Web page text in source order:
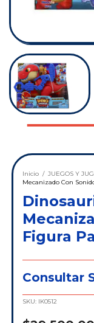
Inicio / JUEGOS Y
Mecanizado Con
Figura
Consultar
SKU: IK0512